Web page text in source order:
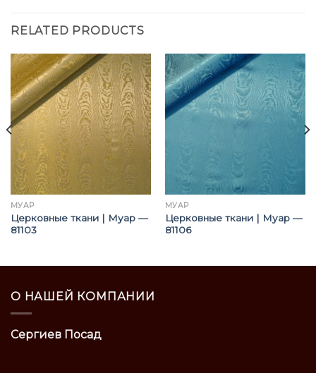
RELATED PRODUCTS
МУАР
Церковные ткани | Муар —
81103
МУАР
Церковные ткани | Муар —
81106
О НАШЕЙ КОМПАНИИ
Сергиев Посад